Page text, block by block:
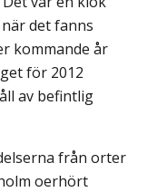
det fanns
kommande år
för 2012
av befintlig
från orter
oerhört